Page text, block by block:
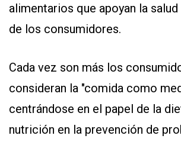
alimentarios que apoyan la
de los consumidores.
Cada vez son más los
consideran la "comida como
centrándose en el papel de la
nutrición en la prevención de